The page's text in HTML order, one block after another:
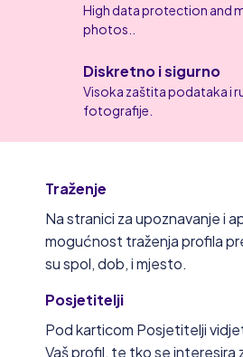
High data protection and
photos..
Diskretno i sigurno
Visoka zaštita podataka i
fotografije.
Traženje
Na stranici za upoznavanje i
mogućnost traženja profila
su spol, dob, i mjesto.
Posjetitelji
Pod karticom Posjetitelji
Vaš profil, te tko se interesira